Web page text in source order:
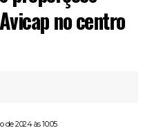
no centro
2024 às 10:05